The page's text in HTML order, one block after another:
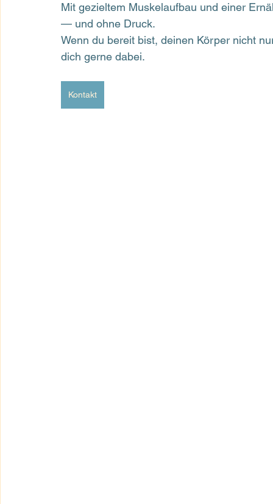
Mit gezieltem Muskelaufbau und einer
— und ohne Druck.
Wenn du bereit bist, deinen Körper nicht
dich gerne dabei.
Kontakt